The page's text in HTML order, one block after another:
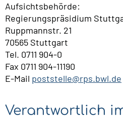
Aufsichtsbehörde:
Regierungspräsidium
Ruppmannstr. 21
70565 Stuttgart
Tel. 0711 904-0
Fax 0711 904-11190
E-Mail poststelle@rps.bwl.de
Verantwortlich